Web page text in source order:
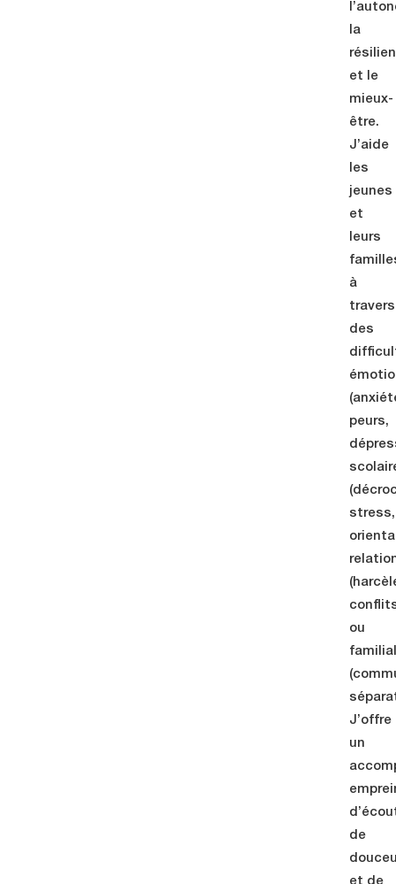
la
et le
mieux-
être.
J’aide
les
jeunes
et
leurs
à
des
peurs,
stress,
ou
J’offre
un
de